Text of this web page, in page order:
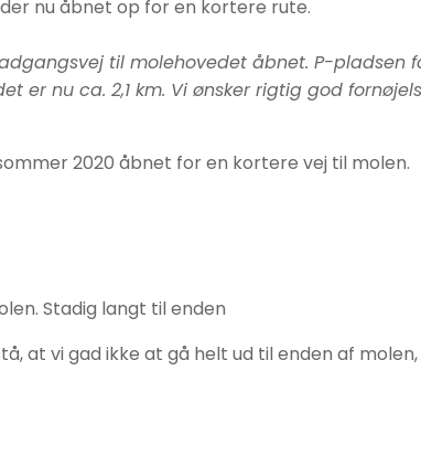
nu åbnet op for en kortere rute.
til molehovedet åbnet. P-
er nu ca. 2,1 km. Vi ønsker rigtig god
2020 åbnet for en kortere vej til molen.
Stadig langt til enden
at vi gad ikke at gå helt ud til enden af